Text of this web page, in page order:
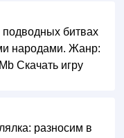
битвах
народами. Жанр:
Скачать игру
разносим в